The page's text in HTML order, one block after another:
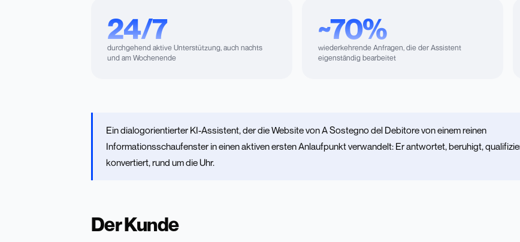
24/7
durchgehend aktive Unterstützung, auch nachts
und am Wochenende
~70%
wiederkehrende Anfragen, die der Assistent
eigenständig bearbeitet
Ein dialogorientierter KI-Assistent, der die Website von A Sostegno del Debitore von einem reinen
Informationsschaufenster in einen aktiven ersten Anlaufpunkt verwandelt: Er antwortet, beruhigt,
konvertiert, rund um die Uhr.
Der Kunde